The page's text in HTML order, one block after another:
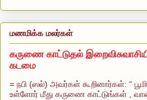
மணமிக்க மலர்கள்
கருணை காட்டுதல்
கடமை
= நபி (ஸல்) அவர்கள் கூறினார்கள்: “
உள்ளோர் மீது கருணை காட்டுங்கள் ,